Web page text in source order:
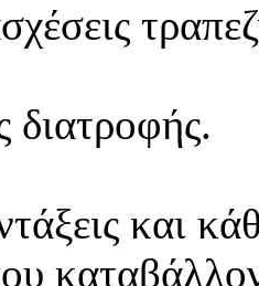
διατροφής.
και